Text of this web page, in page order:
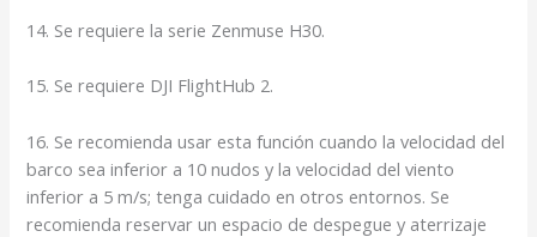
14. Se requiere la serie Zenmuse H30.
15. Se requiere DJI FlightHub 2.
16. Se recomienda usar esta función cuando la velocidad del
barco sea inferior a 10 nudos y la velocidad del viento
inferior a 5 m/s; tenga cuidado en otros entornos. Se
recomienda reservar un espacio de despegue y aterrizaje